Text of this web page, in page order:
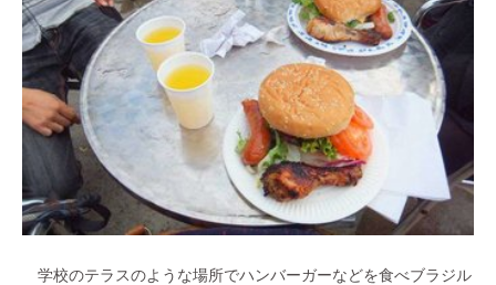
学校のテラスのような場所でハンバーガーなどを食べブラジル